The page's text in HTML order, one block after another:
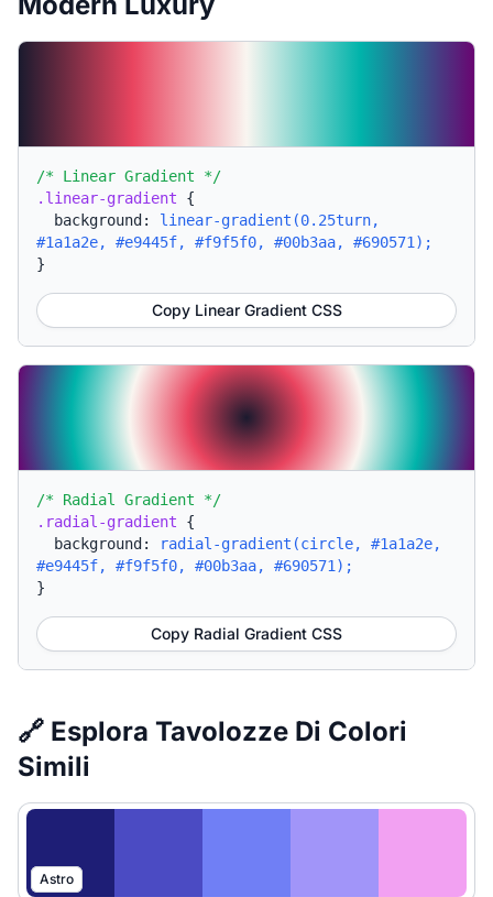
/* Linear Gradient */
.linear-gradient {
background: linear-gradient(0.25turn,
#1a1a2e, #e9445f, #f9f5f0, #00b3aa, #690571);
}
Copy Linear Gradient CSS
/* Radial Gradient */
.radial-gradient {
background:
radial-gradient(circle, #1a1a2e,
#e9445f, #f9f5f0, #00b3aa, #690571);
}
Copy Radial Gradient CSS
🔗 Esplora Tavolozze Di Colori
Simili
Astro